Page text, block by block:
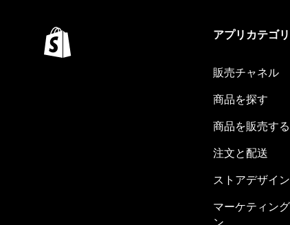
アプリカテゴ
販売チャネル
商品を探す
商品を販売する
注文と配送
ストアデザイン
マーケティン